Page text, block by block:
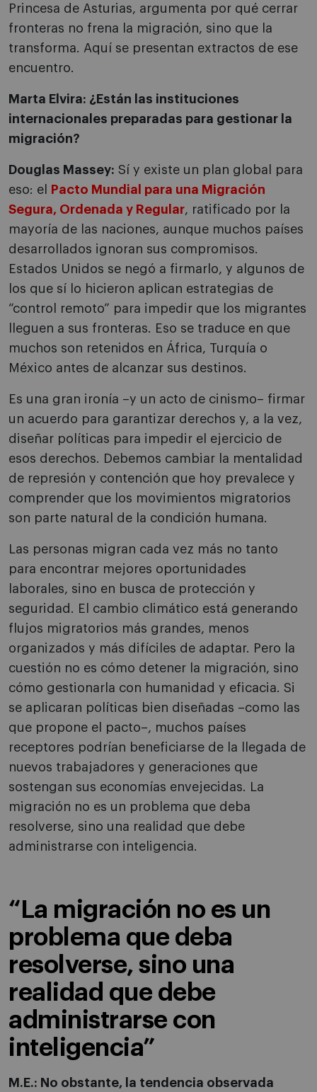
Princesa de Asturias, argumenta por qué cerrar
fronteras no frena la migración, sino que la
transforma. Aquí se presentan extractos de ese
encuentro.
Marta Elvira: ¿Están las instituciones
internacionales preparadas para gestionar la
migración?
Douglas Massey: Sí y existe un plan global para
eso: el
Pacto Mundial para una Migración
Segura, Ordenada y Regular, ratificado por la
mayoría de las naciones, aunque muchos países
desarrollados ignoran sus compromisos.
Estados Unidos se negó a firmarlo, y algunos de
los que sí lo hicieron aplican estrategias de
“control remoto” para impedir que los migrantes
lleguen a sus fronteras. Eso se traduce en que
muchos son retenidos en África, Turquía o
México antes de alcanzar sus destinos.
Es una gran ironía –y un acto de cinismo– firmar
un acuerdo para garantizar derechos y, a la vez,
diseñar políticas para impedir el ejercicio de
esos derechos. Debemos cambiar la mentalidad
de represión y contención que hoy prevalece y
comprender que los movimientos migratorios
son parte natural de la condición humana.
Las personas migran cada vez más no tanto
para encontrar mejores oportunidades
laborales, sino en busca de protección y
seguridad. El cambio climático está generando
flujos migratorios más grandes, menos
organizados y más difíciles de adaptar. Pero la
cuestión no es cómo detener la migración, sino
cómo gestionarla con humanidad y eficacia. Si
se aplicaran políticas bien diseñadas –como las
que propone el pacto–, muchos países
receptores podrían beneficiarse de la llegada de
nuevos trabajadores y generaciones que
sostengan sus economías envejecidas. La
migración no es un problema que deba
resolverse, sino una realidad que debe
administrarse con inteligencia.
“La migración no es un
problema que deba
resolverse, sino una
realidad que debe
administrarse con
inteligencia”
M.E.: No obstante, la tendencia observada